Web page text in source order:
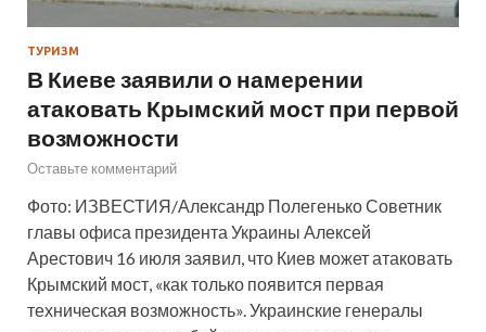
ТУРИЗМ
В Киеве заявили о намерении
атаковать Крымский мост при первой
возможности
Оставьте комментарий
Фото: ИЗВЕСТИЯ/Александр Полегенько Советник
главы офиса президента Украины Алексей
Арестович 16 июля заявил, что Киев может атаковать
Крымский мост, «как только появится первая
техническая возможность». Украинские генералы